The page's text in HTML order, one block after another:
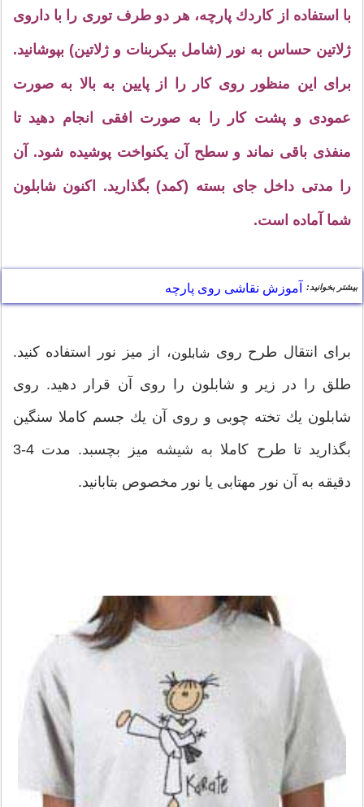
با استفاده از كاردك پارچه، هر دو طرف توری را با داروی
ژلاتین حساس به نور (شامل بیكربنات و ژلاتین) بپوشانید.
برای این منظور روی كار را از پایین به بالا به صورت
عمودی و پشت كار را به صورت افقی انجام دهید تا
منفذی باقی نماند و سطح آن یكنواخت پوشیده شود. آن
را مدتی داخل جای بسته (كمد) بگذارید. اكنون شابلون
شما آماده است.
بیشتر بخوانید: آموزش نقاشی روی پارچه
برای انتقال طرح روی شابلون، از میز نور استفاده كنید.
طلق را در زیر و شابلون را روی آن قرار دهید. روی
شابلون یك تخته چوبی و روی آن یك جسم كاملا سنگین
بگذارید تا طرح كاملا به شیشه میز بچسبد. مدت 4-3
دقیقه به آن نور مهتابی یا نور مخصوص بتابانید.